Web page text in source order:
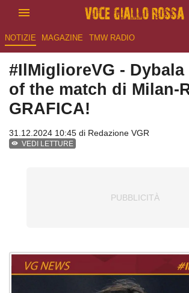
NOTIZIE MAGAZINE TMW RADIO
#IlMiglioreVG - Dybala
of the match di Milan-
GRAFICA!
31.12.2024 10:45 di Redazione VGR
VEDI LETTURE